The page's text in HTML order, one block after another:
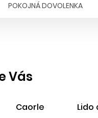
POKOJNÁ DOVOLENKA
Vás
Caorle Lido